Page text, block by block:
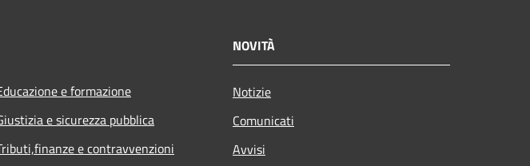
e formazione
e sicurezza pubblica
e contravvenzioni
NOVITÀ
Notizie
Comunicati
Avvisi